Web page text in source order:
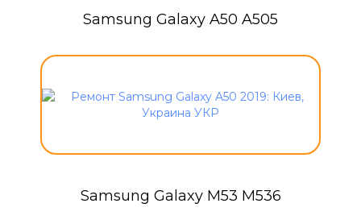
Samsung Galaxy A50 A505
Samsung Galaxy M53 M536